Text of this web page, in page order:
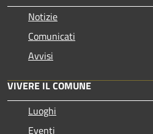
Notizie
Comunicati
Avvisi
VIVERE IL COMUNE
Luoghi
Eventi